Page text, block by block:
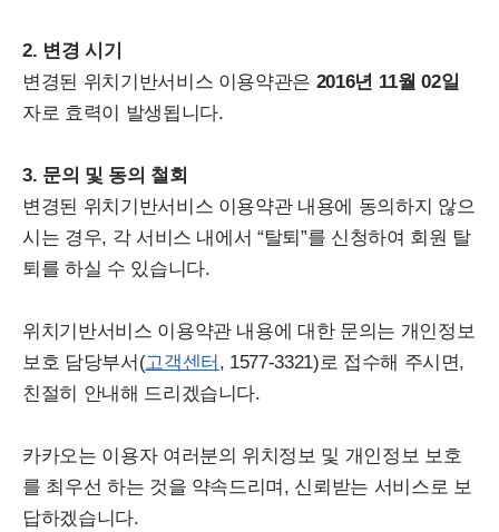
2. 변경 시기
변경된 위치기반서비스 이용약관은 2016년 11월 02일
자로 효력이 발생됩니다.
3. 문의 및 동의 철회
변경된 위치기반서비스 이용약관 내용에 동의하지 않으
시는 경우, 각 서비스 내에서 “탈퇴”를 신청하여 회원 탈
퇴를 하실 수 있습니다.
위치기반서비스 이용약관 내용에 대한 문의는 개인정보
보호 담당부서(고객센터 , 1577-3321)로 접수해 주시면,
친절히 안내해 드리겠습니다.
카카오는 이용자 여러분의 위치정보 및 개인정보 보호
를 최우선 하는 것을 약속드리며, 신뢰받는 서비스로 보
답하겠습니다.